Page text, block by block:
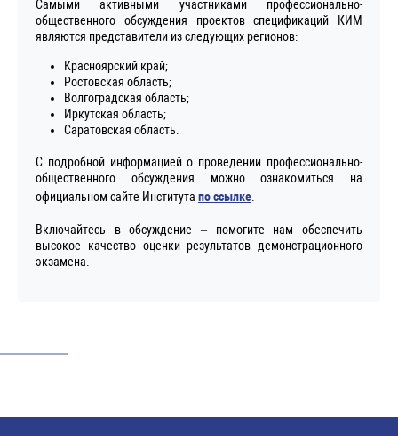
Самыми активными участниками профессионально-
общественного обсуждения проектов спецификаций КИМ
являются представители из следующих регионов:
Красноярский край;
Ростовская область;
Волгоградская область;
Иркутская область;
Саратовская область.
С подробной информацией о проведении профессионально-
общественного обсуждения можно ознакомиться на
официальном сайте Института по ссылке
Включайтесь в обсуждение – помогите нам обеспечить
высокое качество оценки результатов демонстрационного
экзамена.